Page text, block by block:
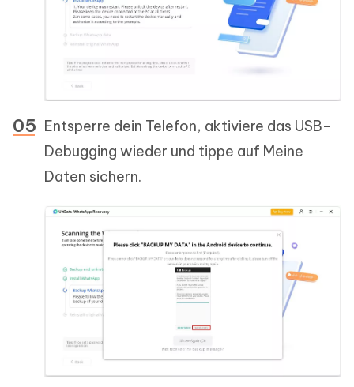
Entsperre dein Telefon, aktiviere das USB-
Debugging wieder und tippe auf Meine
Daten sichern.